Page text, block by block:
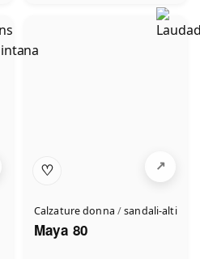
♡
Calzature donna /sandali-alti
Maya 80